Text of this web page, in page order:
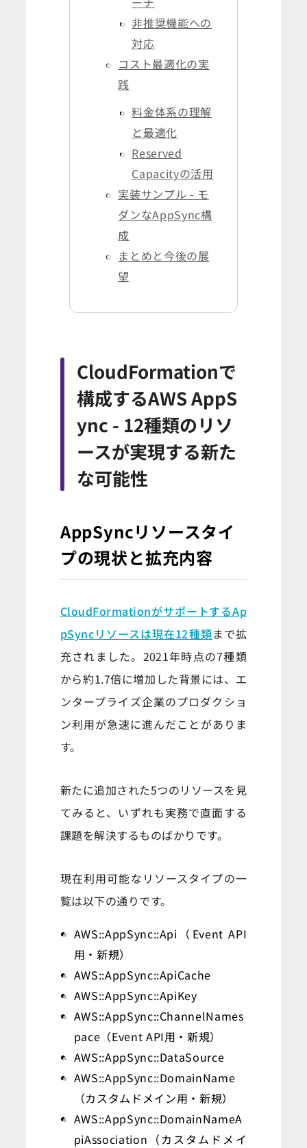
非推奨機能への
対応
コスト最適化の実
践
料金体系の理解
と最適化
Reserved
Capacityの活用
実装サンプル - モ
ダンなAppSync構
成
まとめと今後の展
望
CloudFormationで
構成するAWS AppS
ync - 12種類のリソ
ースが実現する新た
な可能性
AppSyncリソースタイ
プの現状と拡充内容
CloudFormationがサポートするAp
pSyncリソースは現在12種類まで拡
充されました。2021年時点の7種類
から約1.7倍に増加した背景には、エ
ンタープライズ企業のプロダクショ
ン利用が急速に進んだことがありま
す。
新たに追加された5つのリソースを見
てみると、いずれも実務で直面する
課題を解決するものばかりです。
現在利用可能なリソースタイプの一
覧は以下の通りです。
AWS::AppSync::Api（Event API
用・新規）
AWS::AppSync::ApiCache
AWS::AppSync::ApiKey
AWS::AppSync::ChannelNames
pace（Event API用・新規）
AWS::AppSync::DataSource
AWS::AppSync::DomainName
（カスタムドメイン用・新規）
AWS::AppSync::DomainNameA
piAssociation（カスタムドメイ